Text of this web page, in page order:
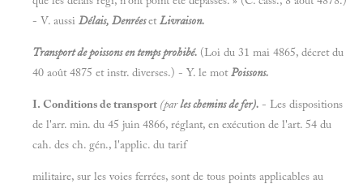
- V. aussi Délais, DenréesetLivraison.
Transport de poissons en temps prohibé. (Loi du 31 mai 4865, décret du
40 août 4875 et instr. diverses.) - Y. le motPoissons.
I. Conditions de transport (parles chemins de fer). - Les dispositions
de l'arr. min. du 45 juin 4866, réglant, en exécution de l'art. 54 du
cah. des ch. gén., l'applic. du tarif
militaire, sur les voies ferrées, sont de tous points applicables au